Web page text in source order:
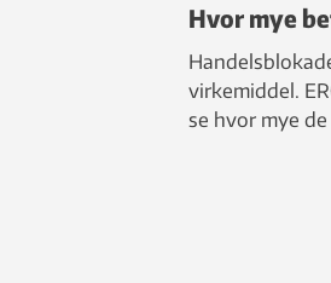
Hvor mye
virkemiddel.
se hvor mye